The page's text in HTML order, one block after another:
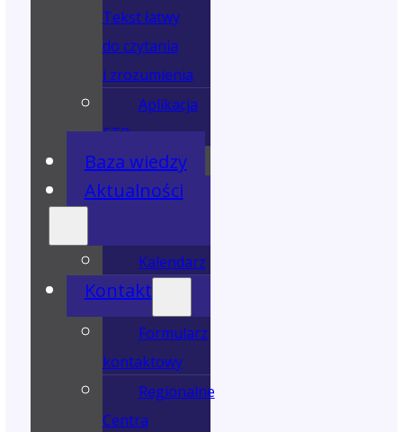
Tekst łatwy
do czytania
i zrozumienia
Aplikacja
ETR
Baza wiedzy
Aktualności
Kalendarz
Kontakt
Formularz
kontaktowy
Regionalne
Centra